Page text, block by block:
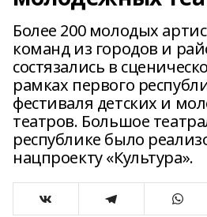
Более 200 молодых
команд из городов и
состязались в
рамках первого
фестиваля детских и
театров. Большое
республике было
нацпроекту «Культура».